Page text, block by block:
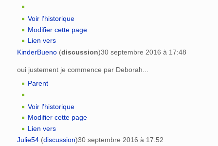
Voir l’historique
Modifier cette page
Lien vers
KinderBueno (discussion)30 septembre 2016 à 17:48
oui justement je commence par Deborah...
Parent
Voir l’historique
Modifier cette page
Lien vers
Julie54 (discussion)30 septembre 2016 à 17:52